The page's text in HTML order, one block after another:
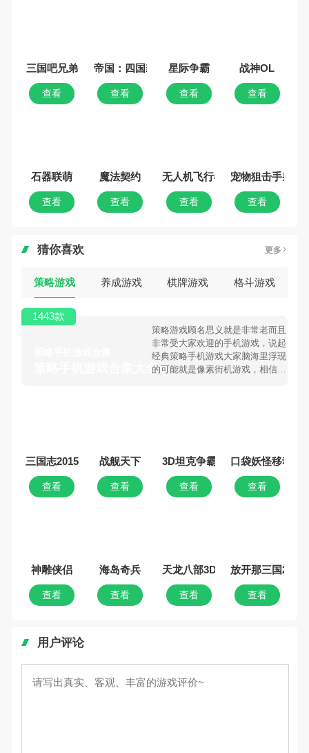
三国吧兄弟
查看
帝国：四国霸战
查看
星际争霸
查看
战神OL
查看
策略手机游戏合集大全 >
非常受大家欢迎的手机游戏，说起
经典策略手机游戏大家脑海里浮现
的可能就是像素街机游戏，相信很
多80、90后朋友还是记忆犹新
1443款
查看 查看 查看
查看
查看
查看